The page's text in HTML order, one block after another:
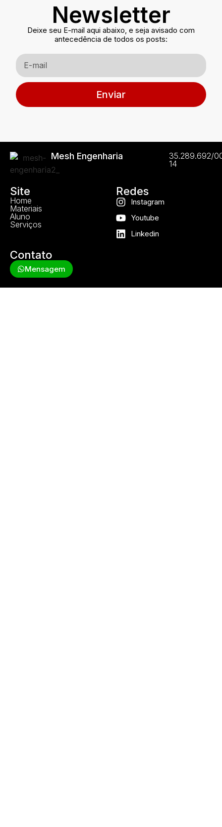
Newsletter
Deixe seu E-mail aqui abaixo, e seja avisado com
antecedência de todos os posts:
Enviar
Mesh Engenharia
35.289.692/
14
Site
Home
Materiais
Aluno
Serviços
Redes
Instagram
Youtube
Linkedin
Contato
Mensagem